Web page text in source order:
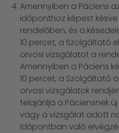
Amennyiben a Páciens
időponthoz képest
rendelőben, és a
10 percet, a Szolgáltató
orvosi vizsgálatot a
Amennyiben a Páciens
10 percet, a Szolgáltató
orvosi vizsgálatok
felajánlja a Páciensnek
vagy a vizsgálat adott
időpontban való